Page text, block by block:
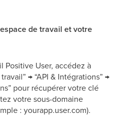
de travail et votre
Positive User, accédez à
→ “API & Intégrations” →
pour récupérer votre clé
votre sous-domaine
: yourapp.user.com).